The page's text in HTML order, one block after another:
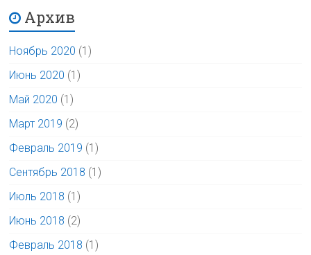
Архив
Ноябрь 2020 (1)
Июнь 2020 (1)
Май 2020 (1)
Март 2019 (2)
Февраль 2019 (1)
Сентябрь 2018 (1)
Июль 2018 (1)
Июнь 2018 (2)
Февраль 2018 (1)